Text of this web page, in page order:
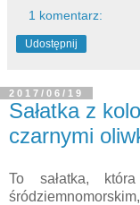
1 komentarz:
Udostępnij
2017/06/19
Sałatka z
czarnymi
To sałatka,